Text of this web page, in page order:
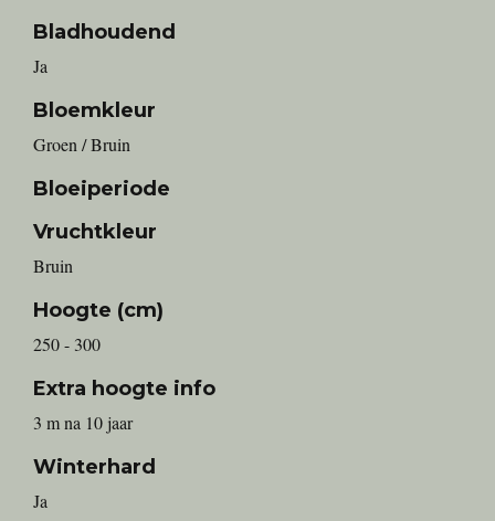
Bladhoudend
Ja
Bloemkleur
Groen / Bruin
Bloeiperiode
Vruchtkleur
Bruin
Hoogte (cm)
250 - 300
Extra hoogte info
3 m na 10 jaar
Winterhard
Ja